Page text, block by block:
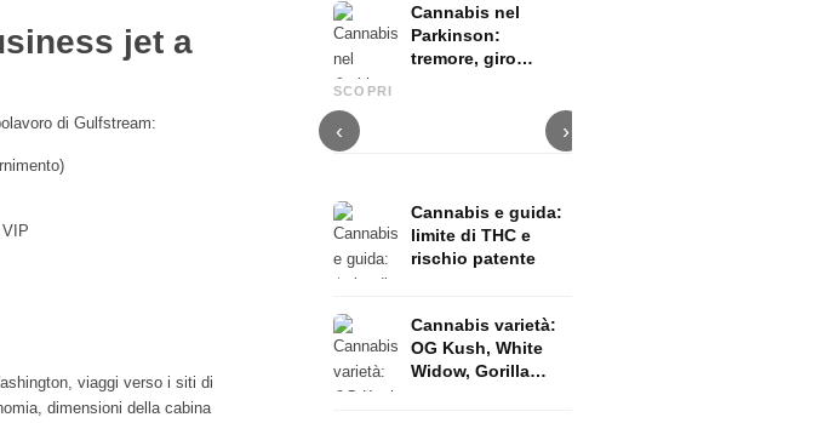
jet a
di Gulfstream:
viaggi verso i siti di
dimensioni della cabina
Cannabis nel
Parkinson:
tremore, giro
SCOPRI
‹
Cannabis e ADHD: dopamina,
automedicazione e ciò che
›
Cannabis e guida:
limite di THC e
rischio patente
Cannabis varietà:
OG Kush, White
Widow, Gorilla